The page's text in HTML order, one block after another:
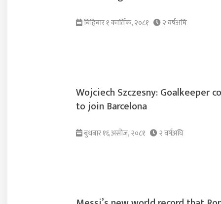
बिहिबार १ कार्तिक, २०८१ २ वर्षअघि
Wojciech Szczesny: Goalkeeper
to join Barcelona
बुधबार १६ असोज, २०८१ २ वर्षअघि